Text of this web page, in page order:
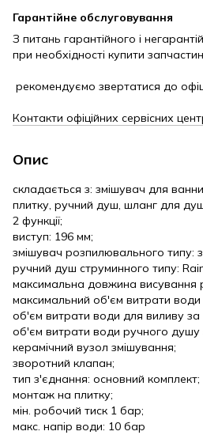
Гарантійне обслуговування
З питань гарантійного і
при необхідності купити
рекомендуємо звертатися до
Контакти офіційних сервісних
Опис
складається з: змішувач для
плитку, ручний душ, шланг для
2 функції;
виступ: 196 мм;
змішувач розпилювального типу:
ручний душ струминного типу:
максимальна довжина висування
максимальний об'єм витрати
об'єм витрати води для виливу за
об'єм витрати води ручного душу
керамічний вузол змішування;
зворотний клапан;
тип з'єднання: основний комплект;
монтаж на плитку;
мін. робочий тиск 1 бар;
макс. напір води: 10 бар